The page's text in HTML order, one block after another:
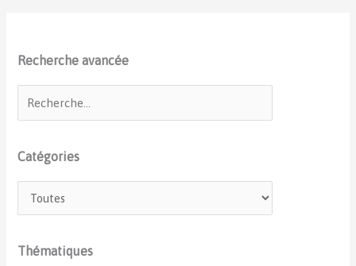
Recherche avancée
Catégories
Thématiques